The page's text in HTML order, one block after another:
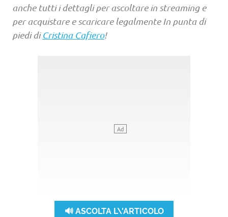
anche tutti i dettagli per ascoltare in streaming e
per acquistare e scaricare legalmente In punta di
piedi diCristina Cafiero!
🔊 ASCOLTA L\'ARTICOLO